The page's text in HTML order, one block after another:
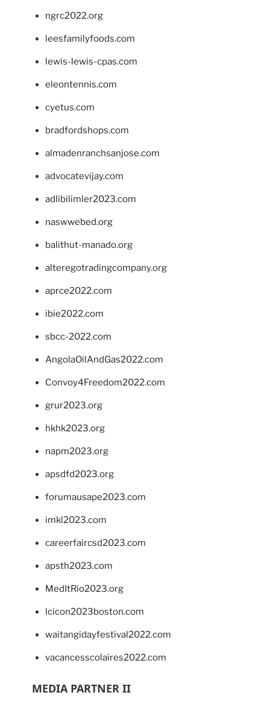
ngrc2022.org
leesfamilyfoods.com
lewis-lewis-cpas.com
eleontennis.com
cyetus.com
bradfordshops.com
almadenranchsanjose.com
advocatevijay.com
adlibilimler2023.com
naswwebed.org
balithut-manado.org
alteregotradingcompany.org
aprce2022.com
ibie2022.com
sbcc-2022.com
AngolaOilAndGas2022.com
Convoy4Freedom2022.com
grur2023.org
hkhk2023.org
napm2023.org
apsdfd2023.org
forumausape2023.com
imkl2023.com
careerfaircsd2023.com
apsth2023.com
MedItRio2023.org
lcicon2023boston.com
waitangidayfestival2022.com
vacancesscolaires2022.com
MEDIA PARTNER II